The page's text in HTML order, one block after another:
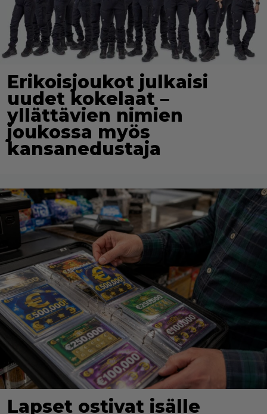
Erikoisjoukot julkaisi
uudet kokelaat –
yllättävien nimien
joukossa myös
kansanedustaja
Lapset ostivat isälle